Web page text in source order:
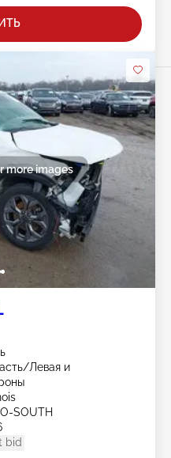
more images
Левая и
SOUTH
bid